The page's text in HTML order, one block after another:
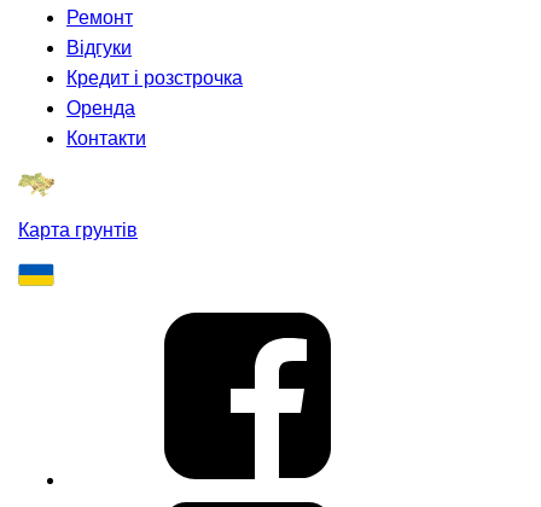
Ремонт
Відгуки
Кредит і розстрочка
Оренда
Контакти
Карта грунтів